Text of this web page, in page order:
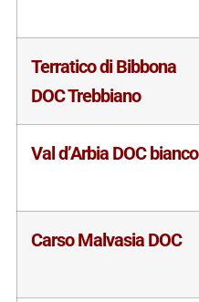
Terratico di Bibbona
DOC Trebbiano
Val d’Arbia DOC bianco
Carso Malvasia DOC